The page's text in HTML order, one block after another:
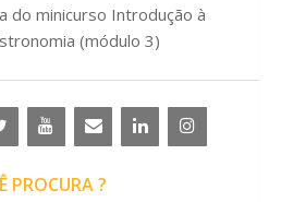
do minicurso Introdução à
(módulo 3)
PROCURA ?